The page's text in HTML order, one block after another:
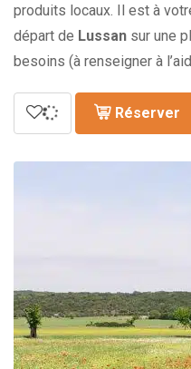
produits locaux. Il est à
départ de Lussan sur une
besoins (à renseigner à
Réserver